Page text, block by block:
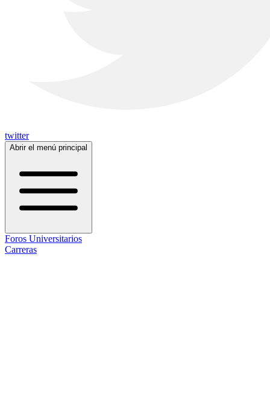
twitter
Abrir el menú principal
Foros Universitarios
Carreras